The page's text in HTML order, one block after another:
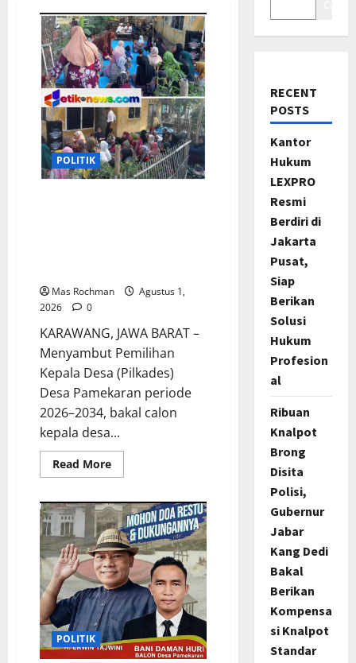
POLITIK
Mas Rochman
Agustus 1,
2026
0
KARAWANG, JAWA BARAT –
Menyambut Pemilihan
Kepala Desa (Pilkades)
Desa Pamekaran periode
2026–2034, bakal calon
kepala desa...
Read MoreRead
more
Pilkades
Pamekaran
Karawang:
Damanhuri
(Bani)
Paparkan
Visi,
H.
Erwin
Tajwini
Berikan
Dukungan
Penuh
POLITIK
RECENT
POSTS
Kantor
Hukum
LEXPRO
Resmi
Berdiri di
Jakarta
Pusat,
Siap
Berikan
Solusi
Hukum
Profesion
al
Ribuan
Knalpot
Brong
Disita
Polisi,
Gubernur
Jabar
Kang Dedi
Bakal
Berikan
Kompensa
si Knalpot
Standar